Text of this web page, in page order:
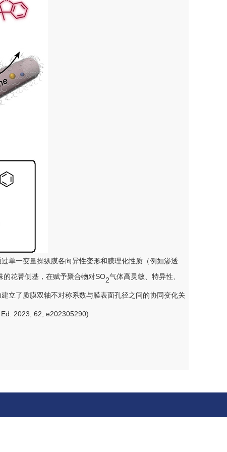
单一变量操纵膜各向异性变形和膜理化性质（例如渗透
的花菁侧基，在赋予聚合物对SO2气体高灵敏、特异性、
立了质膜双轴不对称系数与膜表面孔径之间的协同变化关
2023, 62, e202305290)